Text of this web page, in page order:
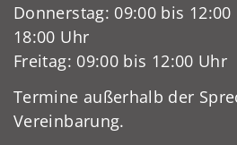
Donnerstag: 09:00 bis
18:00 Uhr
Freitag: 09:00 bis 12:00 Uhr
Termine außerhalb der
Vereinbarung.